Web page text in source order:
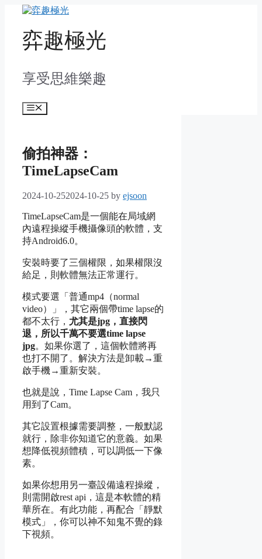
content弈趣極光
享受思維樂趣
Menu
偷拍神器：
TimeLapseCam
2024-10-252024-10-25 by ejsoon
TimeLapseCam是一個能在局域網
內遠程操縱手機攝像頭的軟體，支
持Android6.0。
安裝時要了三個權限，如果權限沒
給足，則軟體無法正常運行。
模式要選「普通mp4（normal
video）」，其它兩個帶time lapse的
都不太行 ， 尤其是jpg，直接閃
退，所以千萬不要選time lapse
jpg。如果你選了，這個軟體將再
也打不開了。解決方法是卸載→重
啟手機→重新安裝。
也就是說，Time Lapse Cam，我只
用到了Cam。
其它設置根據需要調整，一般默認
就行，除非你知道它的意義。如果
想降低視頻體積，可以調低一下像
素。
如果你想用另一臺設備遠程操縱，
則需開啟rest api，這是本軟體的精
華所在。有此功能，再配合「靜默
模式」，你可以神不知鬼不覺的錄
下視頻。